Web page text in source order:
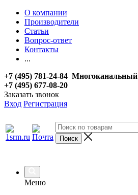
О компании
Производители
Статьи
Вопрос-ответ
Контакты
...
+7 (495) 781-24-84 Многоканальный
+7 (495) 677-08-20
Заказать звонок
Вход Регистрация
Меню